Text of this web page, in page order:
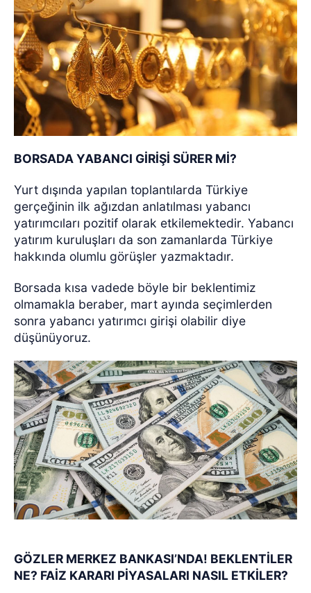
BORSADA YABANCI GİRİŞİ SÜRER Mİ?
Yurt dışında yapılan toplantılarda Türkiye
gerçeğinin ilk ağızdan anlatılması yabancı
yatırımcıları pozitif olarak etkilemektedir. Yabancı
yatırım kuruluşları da son zamanlarda Türkiye
hakkında olumlu görüşler yazmaktadır.
Borsada kısa vadede böyle bir beklentimiz
olmamakla beraber, mart ayında seçimlerden
sonra yabancı yatırımcı girişi olabilir diye
düşünüyoruz.
GÖZLER MERKEZ BANKASI’NDA! BEKLENTİLER
NE? FAİZ KARARI PİYASALARI NASIL ETKİLER?